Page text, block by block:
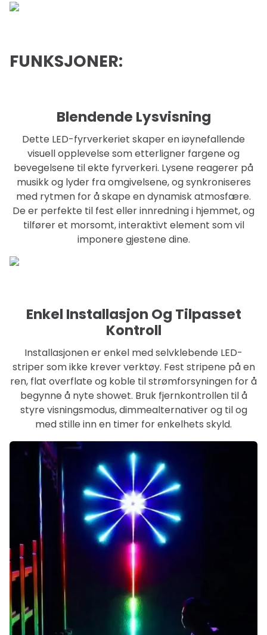
FUNKSJONER:
Blendende Lysvisning
Dette LED-fyrverkeriet skaper en iøynefallende
visuell opplevelse som etterligner fargene og
bevegelsene til ekte fyrverkeri. Lysene reagerer på
musikk og lyder fra omgivelsene, og synkroniseres
med rytmen for å skape en dynamisk atmosfære.
De er perfekte til fest eller innredning i hjemmet, og
tilfører et morsomt, interaktivt element som vil
imponere gjestene dine.
Enkel Installasjon Og Tilpasset
Kontroll
Installasjonen er enkel med selvklebende LED-
striper som ikke krever verktøy. Fest stripene på en
ren, flat overflate og koble til strømforsyningen for å
begynne å nyte showet. Bruk fjernkontrollen til å
styre visningsmodus, dimmealternativer og til og
med stille inn en timer for enkelhets skyld.